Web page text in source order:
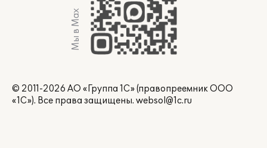
Мы в Max
© 2011-2026 АО «Группа 1С» (правопреемник ООО
«1С»). Все права защищены. websol@1c.ru